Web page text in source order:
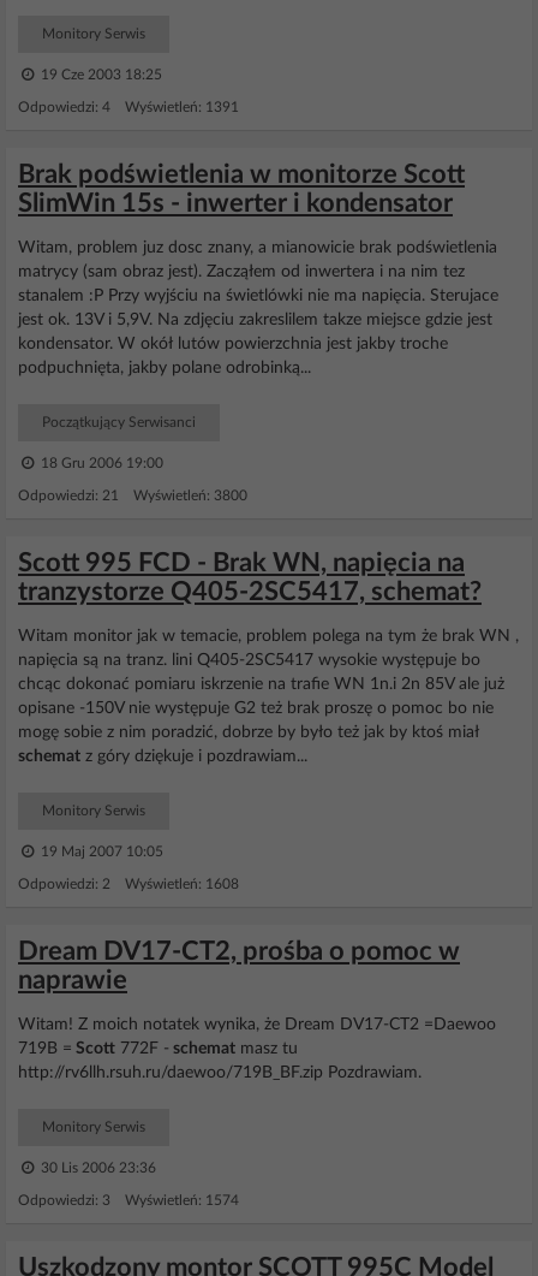
Monitory Serwis
19 Cze 2003 18:25
Odpowiedzi: 4 Wyświetleń: 1391
Brak podświetlenia w monitorze Scott
SlimWin 15s - inwerter i kondensator
Witam, problem juz dosc znany, a mianowicie brak podświetlenia
matrycy (sam obraz jest). Zacząłem od inwertera i na nim tez
stanalem :P Przy wyjściu na świetlówki nie ma napięcia. Sterujace
jest ok. 13V i 5,9V. Na zdjęciu zakreslilem takze miejsce gdzie jest
kondensator. W okół lutów powierzchnia jest jakby troche
podpuchnięta, jakby polane odrobinką...
Początkujący Serwisanci
18 Gru 2006 19:00
Odpowiedzi: 21 Wyświetleń: 3800
Scott 995 FCD - Brak WN, napięcia na
tranzystorze Q405-2SC5417, schemat?
Witam monitor jak w temacie, problem polega na tym że brak WN ,
napięcia są na tranz. lini Q405-2SC5417 wysokie występuje bo
chcąc dokonać pomiaru iskrzenie na trafie WN 1n.i 2n 85V ale już
opisane -150V nie występuje G2 też brak proszę o pomoc bo nie
mogę sobie z nim poradzić, dobrze by było też jak by ktoś miał
schemat z góry dziękuje i pozdrawiam...
Monitory Serwis
19 Maj 2007 10:05
Odpowiedzi: 2 Wyświetleń: 1608
Dream DV17-CT2, prośba o pomoc w
naprawie
Witam! Z moich notatek wynika, że Dream DV17-CT2 =Daewoo
719B = Scott 772F - schemat masz tu
http://rv6llh.rsuh.ru/daewoo/719B_BF.zip Pozdrawiam.
Monitory Serwis
30 Lis 2006 23:36
Odpowiedzi: 3 Wyświetleń: 1574
Uszkodzony montor SCOTT 995C Model